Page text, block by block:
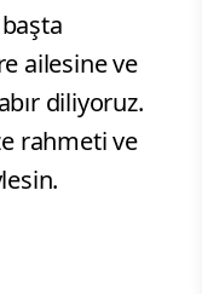
ailesine ve
diliyoruz.
rahmeti ve